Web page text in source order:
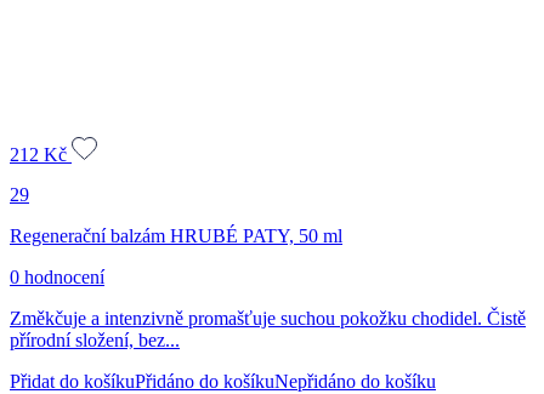
212 Kč
29
Regenerační balzám HRUBÉ PATY, 50 ml
0 hodnocení
Změkčuje a intenzivně promašťuje suchou pokožku chodidel. Čistě
přírodní složení, bez...
Přidat do košíkuPřidáno do košíkuNepřidáno do košíku